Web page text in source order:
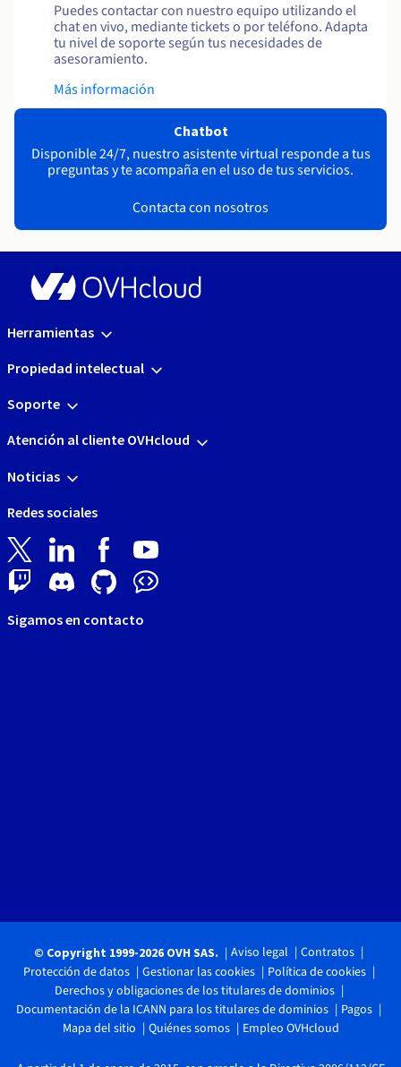
Puedes contactar con nuestro equipo utilizando el
chat en vivo, mediante tickets o por teléfono. Adapta
tu nivel de soporte según tus necesidades de
asesoramiento.
Más información
Chatbot
Disponible 24/7, nuestro asistente virtual responde a tus
preguntas y te acompaña en el uso de tus servicios.
Contacta con nosotros
Herramientas
Propiedad intelectual
Soporte
Atención al cliente OVHcloud
Noticias
Redes sociales
Sigamos en contacto
© Copyright 1999-2026 OVH SAS. Aviso legal
Contratos
Protección de datos
Gestionar las cookies
Política de cookies
Derechos y obligaciones de los titulares de dominios
Documentación de la ICANN para los titulares de dominios
Pagos
Mapa del sitio
Quiénes somos Empleo OVHcloud